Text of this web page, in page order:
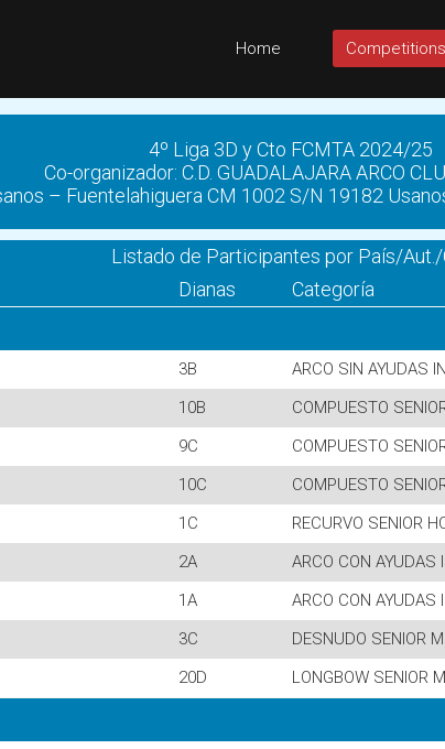
Home Competitions
4º Liga 3D y Cto FCMTA 2024/25
Co-organizador: C.D. GUADALAJARA ARCO
– Fuentelahiguera CM 1002 S/N 19182
Listado de Participantes por País/Aut./
Dianas Categoría
3B ARCO SIN AYUDAS
10B COMPUESTO
9C COMPUESTO
10C COMPUESTO
1C RECURVO SENIOR
2A ARCO CON AYUDAS
1A ARCO CON AYUDAS
3C DESNUDO SENIOR
20D LONGBOW SENIOR